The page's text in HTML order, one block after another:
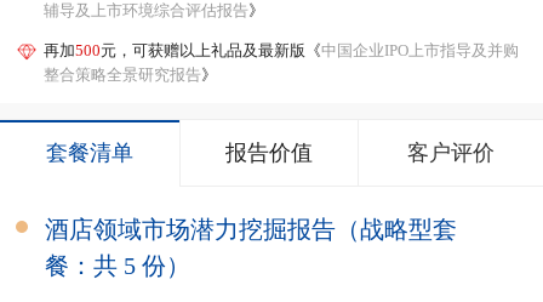
辅导及上市环境综合评估报告》
再加500元，可获赠以上礼品及最新版《中国企业IPO上市指导及并购
整合策略全景研究报告》
套餐清单 报告价值 客户评价
酒店领域市场潜力挖掘报告（战略型套
餐：共 5 份）